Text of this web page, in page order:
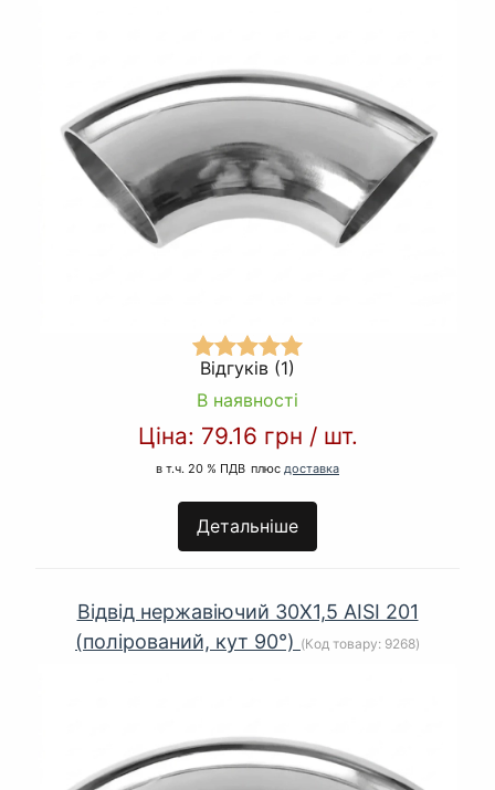
Відгуків (1)
В наявності
Ціна: 79.16 грн / шт.
в т.ч. 20 % ПДВ плюс доставка
Детальніше
Відвід нержавіючий 30Х1,5 AISI 201
(полірований, кут 90°) (Код товару: 9268)